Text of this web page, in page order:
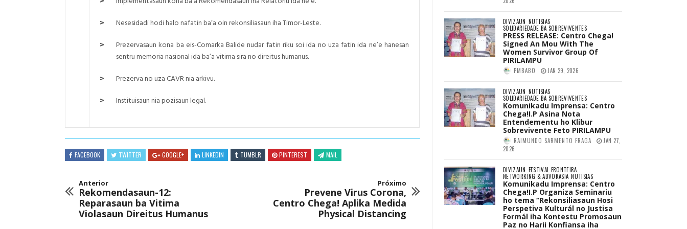
>
Nesesidadi hodi halo nafatin ba’a oin rekonsiliasaun iha Timor-Leste.
>
Prezervasaun kona ba eis-Comarka Balide nudar fatin riku soi ida no uza fatin ida ne’e hanesan
sentru memoria nasional ida ba’a vitima sira no direitus humanus.
>
Prezerva no uza CAVR nia arkivu.
>
Instituisaun nia pozisaun legal.
FACEBOOK TWITTER GOOGLE+ LINKEDIN TUMBLR PINTEREST MAIL
Anterior
Rekomendasaun-12:
Reparasaun ba Vitima
Violasaun Direitus Humanus
Próximo
Prevene Virus Corona,
Centro Chega! Aplika Medida
Physical Distancing
DIVIZAUN NUTISIAS
SOLIDARIEDADE BA SOBREVIVENTES
PRESS RELEASE: Centro Chega!
Signed An Mou With The
Women Survivor Group Of
PIRILAMPU
PMBABO JAN 29, 2026
DIVIZAUN NUTISIAS
SOLIDARIEDADE BA SOBREVIVENTES
Komunikadu Imprensa: Centro
Chega!I.P Asina Nota
Entendementu ho Klibur
Sobrevivente Feto PIRILAMPU
RAIMUNDO SARMENTO FRAGA
JAN 27,
2026
DIVIZAUN FESTIVAL FRONTEIRA
NETWORKING & ADVOKASIA NUTISIAS
Komunikadu Imprensa: Centro
Chega!I.P Organiza Seminariu
ho tema “Rekonsiliasaun Hosi
Perspetiva Kulturál no Justisa
Formál iha Kontestu Promosaun
Paz no Harii Konfiansa iha